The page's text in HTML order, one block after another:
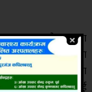
र २० गते मनमाला
थियो । उक्त घटना
विद्यालयका
अनलाइनलाई